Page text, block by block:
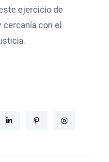
ejercicio de
con el